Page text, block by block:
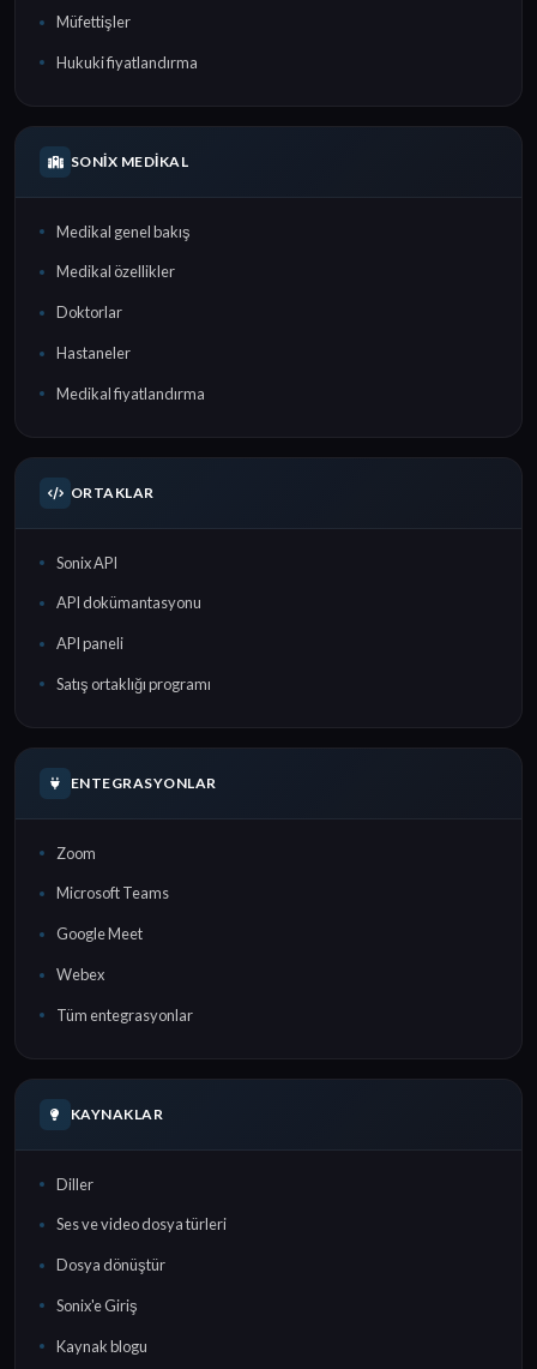
Müfettişler
Hukuki fiyatlandırma
SONIX MEDIKAL
Medikal genel bakış
Medikal özellikler
Doktorlar
Hastaneler
Medikal fiyatlandırma
ORTAKLAR
Sonix API
API dokümantasyonu
API paneli
Satış ortaklığı programı
ENTEGRASYONLAR
Zoom
Microsoft Teams
Google Meet
Webex
Tüm entegrasyonlar
KAYNAKLAR
Diller
Ses ve video dosya türleri
Dosya dönüştür
Sonix'e Giriş
Kaynak blogu